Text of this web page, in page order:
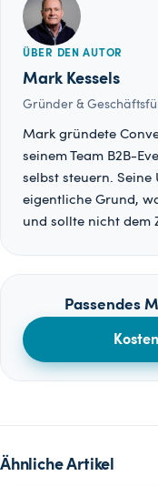
ÜBER DEN AUTOR
Mark Kessels
Gründer &
Mark gründete
seinem Team B2B-
selbst steuern.
eigentliche Grund,
und sollte nicht dem
Passendes
Ähnliche Artikel